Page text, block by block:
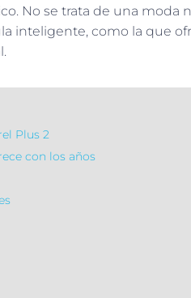
No se trata de una moda
inteligente, como la que
Plus 2
con los años